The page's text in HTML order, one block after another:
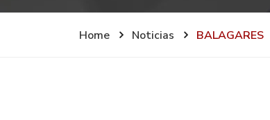
Home Noticias BALAGARES